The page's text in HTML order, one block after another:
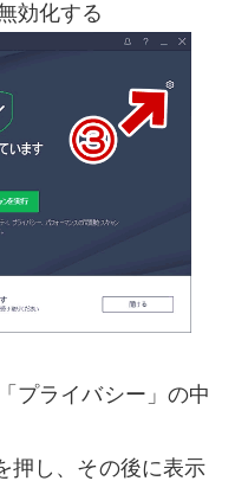
効化する
プライバシー」の中
押し、その後に表示